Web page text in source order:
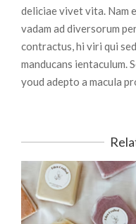
deliciae vivet vita. Nam
vadam ad diversorum
contractus, hi viri qui
manducans ientaculum.
youd adepto a macula